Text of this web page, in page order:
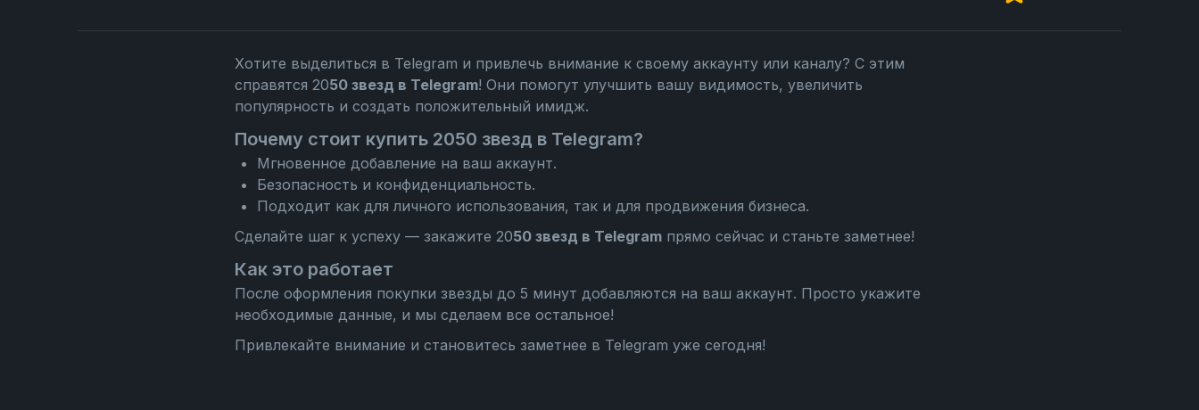
Хотите выделиться в Telegram и привлечь внимание к своему аккаунту или каналу? С этим
справятся 2050 звезд в Telegram! Они помогут улучшить вашу видимость, увеличить
популярность и создать положительный имидж.
Почему стоит купить 2050 звезд в Telegram?
Мгновенное добавление на ваш аккаунт.
Безопасность и конфиденциальность.
Подходит как для личного использования, так и для продвижения бизнеса.
Сделайте шаг к успеху — закажите 2050 звезд в Telegramпрямо сейчас и станьте заметнее!
Как это работает
После оформления покупки звезды до 5 минут добавляются на ваш аккаунт. Просто укажите
необходимые данные, и мы сделаем все остальное!
Привлекайте внимание и становитесь заметнее в Telegram уже сегодня!